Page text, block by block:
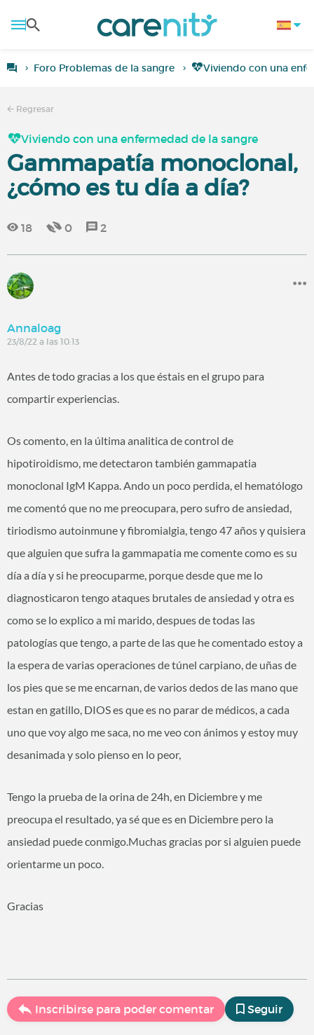
Foro Problemas de la sangre Viviendo con una
Regresar
Viviendo con una enfermedad de la sangre
Gammapatía monoclonal,
¿cómo es tu día a día?
18 0 2
Annaloag
23/8/22 a las 10:13
Antes de todo gracias a los que éstais en el grupo para
compartir experiencias.
Os comento, en la última analitica de control de
hipotiroidismo, me detectaron también gammapatia
monoclonal IgM Kappa. Ando un poco perdida, el hematólogo
me comentó que no me preocupara, pero sufro de ansiedad,
tiriodismo autoinmune y fibromialgia, tengo 47 años y quisiera
que alguien que sufra la gammapatia me comente como es su
día a día y si he preocuparme, porque desde que me lo
diagnosticaron tengo ataques brutales de ansiedad y otra es
como se lo explico a mi marido, despues de todas las
patologías que tengo, a parte de las que he comentado estoy a
la espera de varias operaciones de túnel carpiano, de uñas de
los pies que se me encarnan, de varios dedos de las mano que
estan en gatillo, DIOS es que es no parar de médicos, a cada
uno que voy algo me saca, no me veo con ánimos y estoy muy
desanimada y solo pienso en lo peor,
Tengo la prueba de la orina de 24h, en Diciembre y me
preocupa el resultado, ya sé que es en Diciembre pero la
ansiedad puede conmigo.Muchas gracias por si alguien puede
orientarme un poco.
Gracias
Inscribirse para poder comentar Seguir